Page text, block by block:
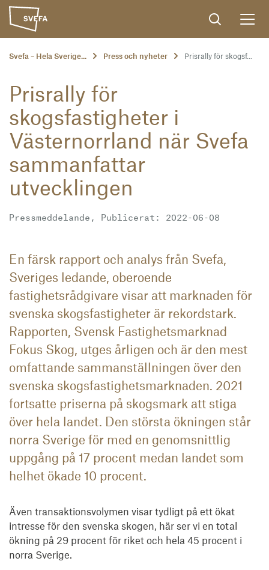
Svefa – Hela Sverige... Press och nyheter Prisrally för skogsf...
Prisrally för
skogsfastigheter i
Västernorrland när Svefa
sammanfattar
utvecklingen
Pressmeddelande, Publicerat: 2022-06-08
En färsk rapport och analys från Svefa,
Sveriges ledande, oberoende
fastighetsrådgivare visar att marknaden för
svenska skogsfastigheter är rekordstark.
Rapporten, Svensk Fastighetsmarknad
Fokus Skog, utges årligen och är den mest
omfattande sammanställningen över den
svenska skogsfastighetsmarknaden. 2021
fortsatte priserna på skogsmark att stiga
över hela landet. Den största ökningen står
norra Sverige för med en genomsnittlig
uppgång på 17 procent medan landet som
helhet ökade 10 procent.
Även transaktionsvolymen visar tydligt på ett ökat
intresse för den svenska skogen, här ser vi en total
ökning på 29 procent för riket och hela 45 procent i
norra Sverige.